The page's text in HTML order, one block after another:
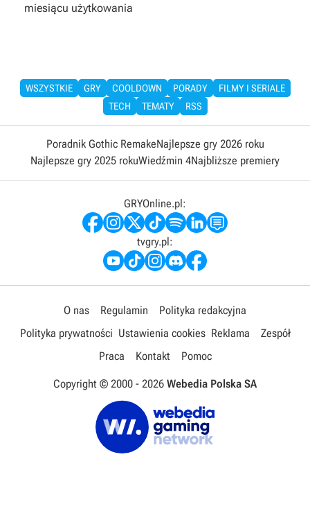
miesiącu użytkowania
WSZYSTKIE GRY COOLDOWN PORADY
FILMY I SERIALE
TECH
TEMATY RSS
Poradnik Gothic RemakeNajlepsze gry 2026 roku
Najlepsze gry 2025 rokuWiedźmin 4Najbliższe premiery
GRYOnline.pl:
tvgry.pl:
O nas Regulamin
Polityka redakcyjna
Polityka prywatności Ustawienia cookies Reklama
Zespół
Praca
Kontakt Pomoc
Copyright © 2000 - 2026 Webedia Polska SA